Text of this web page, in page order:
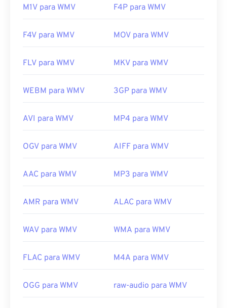
M1V para WMV F4P para WMV
F4V para WMV MOV para WMV
FLV para WMV MKV para WMV
WEBM para WMV 3GP para WMV
AVI para WMV MP4 para WMV
OGV para WMV AIFF para WMV
AAC para WMV MP3 para WMV
AMR para WMV ALAC para WMV
WAV para WMV WMA para WMV
FLAC para WMV M4A para WMV
OGG para WMV raw-audio para WMV